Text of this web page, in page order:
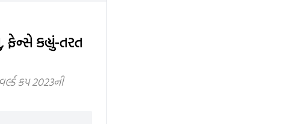
ફેન્સે કહ્યું-તરત
કપ 2023ની